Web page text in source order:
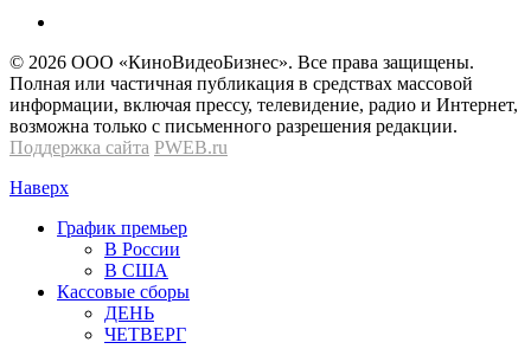
© 2026 OOО «КиноВидеоБизнес». Все права защищены.
Полная или частичная публикация в средствах массовой
информации, включая прессу, телевидение, радио и Интернет,
возможна только с письменного разрешения редакции.
Поддержка сайта PWEB.ru
Наверх
График премьер
В России
В США
Кассовые сборы
ДЕНЬ
ЧЕТВЕРГ